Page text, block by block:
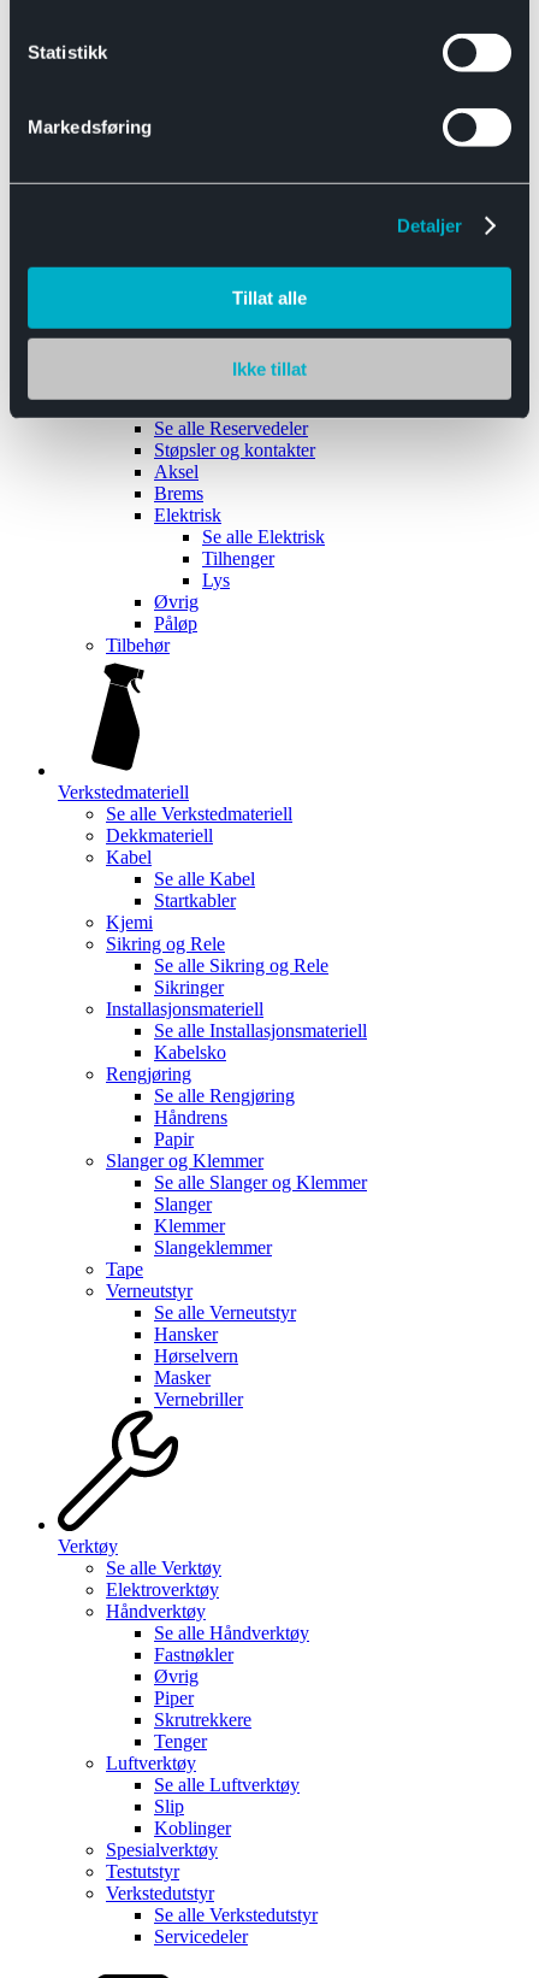
Statistikk
Markedsføring
Detaljer
Tillat alle
Ikke tillat
Båthengere
Reservedeler
Se alle Reservedeler
Støpsler og kontakter
Aksel
Brems
Elektrisk
Se alle Elektrisk
Tilhenger
Lys
Øvrig
Påløp
Tilbehør
Verkstedmateriell
Se alle Verkstedmateriell
Dekkmateriell
Kabel
Se alle Kabel
Startkabler
Kjemi
Sikring og Rele
Se alle Sikring og Rele
Sikringer
Installasjonsmateriell
Se alle Installasjonsmateriell
Kabelsko
Rengjøring
Se alle Rengjøring
Håndrens
Papir
Slanger og Klemmer
Se alle Slanger og Klemmer
Slanger
Klemmer
Slangeklemmer
Tape
Verneutstyr
Se alle Verneutstyr
Hansker
Hørselvern
Masker
Vernebriller
Verktøy
Se alle Verktøy
Elektroverktøy
Håndverktøy
Se alle Håndverktøy
Fastnøkler
Øvrig
Piper
Skrutrekkere
Tenger
Luftverktøy
Se alle Luftverktøy
Slip
Koblinger
Spesialverktøy
Testutstyr
Verkstedutstyr
Se alle Verkstedutstyr
Servicedeler